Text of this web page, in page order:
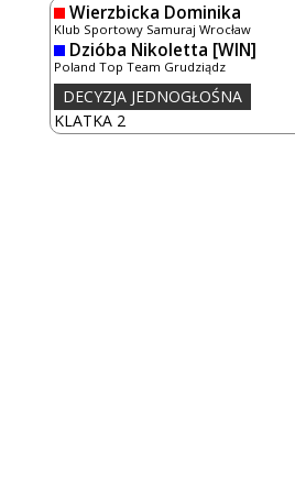
Wierzbicka Dominika
Klub Sportowy Samuraj Wrocław
Dzióba Nikoletta [WIN]
Poland Top Team Grudziądz
KLATKA 2
DECYZJA JEDNOGŁOŚNA